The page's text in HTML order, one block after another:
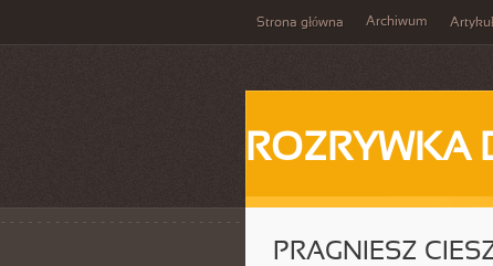
Strona główna Archiwum
ROZRYWKA
PRAGNIESZ